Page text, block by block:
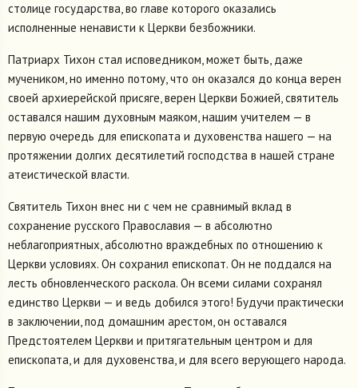
столице государства, во главе которого оказались
исполненные ненависти к Церкви безбожники.
Патриарх Тихон стал исповедником, может быть, даже
мучеником, но именно потому, что он оказался до конца верен
своей архиерейской присяге, верен Церкви Божией, святитель
оставался нашим духовным маяком, нашим учителем — в
первую очередь для епископата и духовенства нашего — на
протяжении долгих десятилетий господства в нашей стране
атеистической власти.
Святитель Тихон внес ни с чем не сравнимый вклад в
сохранение русского Православия — в абсолютно
неблагоприятных, абсолютно враждебных по отношению к
Церкви условиях. Он сохранил епископат. Он не поддался на
лесть обновленческого раскола. Он всеми силами сохранял
единство Церкви — и ведь добился этого! Будучи практически
в заключении, под домашним арестом, он оставался
Предстоятелем Церкви и притягательным центром и для
епископата, и для духовенства, и для всего верующего народа.